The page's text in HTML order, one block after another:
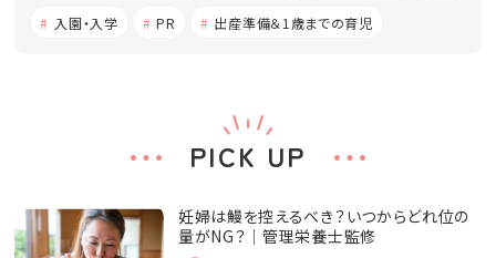
入園・入学 PR 出産準備＆1歳までの育児
PICK UP
妊婦は鰻を控えるべき？いつからどれ位の
量がNG？│管理栄養士監修